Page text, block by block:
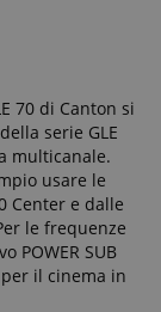
70 di Canton si
serie GLE
multicanale.
usare le
Center e dalle
le frequenze
POWER SUB
il cinema in